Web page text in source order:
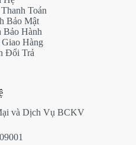
Toán
Bảo Mật
Bảo Hành
Hàng
Đổi Trả
và Dịch Vụ BCKV